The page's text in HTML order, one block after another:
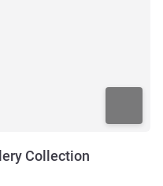
Collection